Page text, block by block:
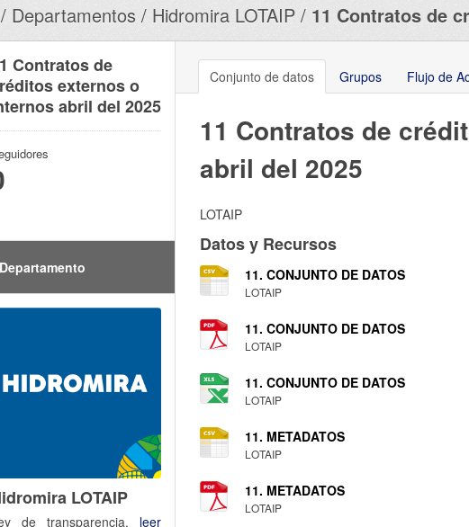
Departamentos Hidromira LOTAIP 11 Contratos de
Conjunto de datos Grupos Flujo de
11 Contratos de
abril del 2025
LOTAIP
Datos y Recursos
11. CONJUNTO DE DATOS
LOTAIP
11. CONJUNTO DE DATOS
LOTAIP
11. CONJUNTO DE DATOS
LOTAIP
11. METADATOS
LOTAIP
11. METADATOS
LOTAIP
Contratos de
externos o
abril del 2025
Departamento
LOTAIP
de transparencia. leer